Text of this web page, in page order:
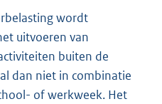
wordt
uitvoeren van
buiten de
dan niet in combinatie
of werkweek. Het